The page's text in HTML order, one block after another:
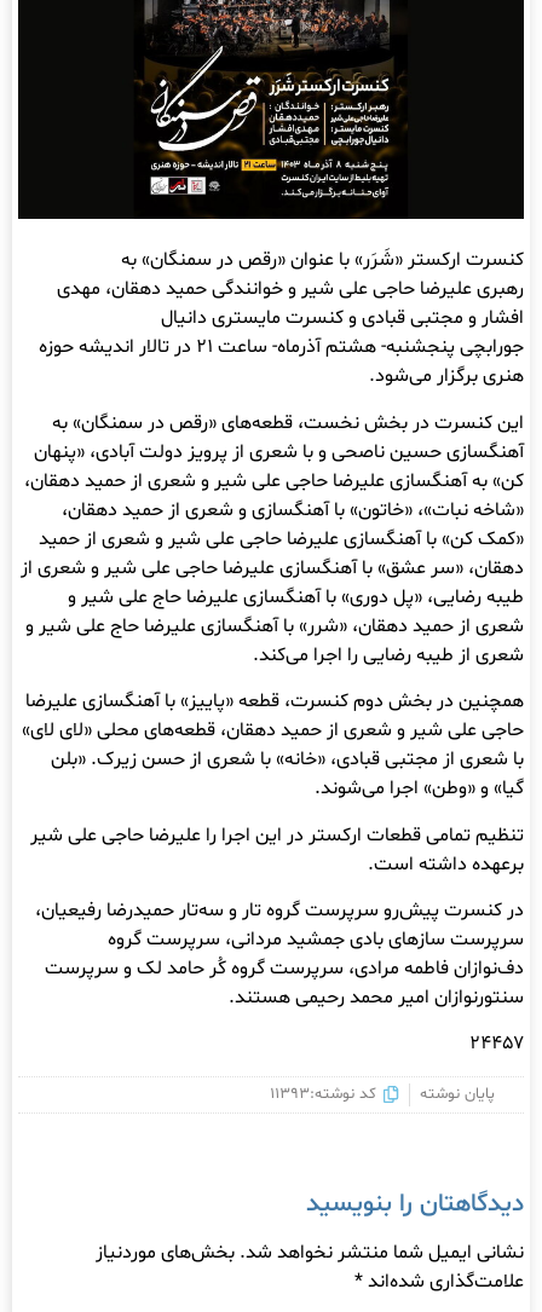
کنسرت ارکستر «شَرَر» با عنوان «رقص در سمنگان» به
رهبری علیرضا حاجی علی شیر و خوانندگی حمید دهقان، مهدی
افشار و مجتبی قبادی و کنسرت مایستری دانیال
جورابچی پنجشنبه- هشتم آذرماه- ساعت ۲۱ در تالار اندیشه حوزه
هنری برگزار می‌شود.
این کنسرت در بخش نخست، قطعه‌های «رقص در سمنگان» به
آهنگسازی حسین ناصحی و با شعری از پرویز دولت آبادی، «پنهان
کن» به آهنگسازی علیرضا حاجی علی شیر و شعری از حمید دهقان،
«شاخه نبات»، «خاتون» با آهنگسازی و شعری از حمید دهقان،
«کمک کن» با آهنگسازی علیرضا حاجی علی شیر و شعری از حمید
دهقان، «سر عشق» با آهنگسازی علیرضا حاجی علی شیر و شعری از
طیبه رضایی، «پل دوری» با آهنگسازی علیرضا حاج علی شیر و
شعری از حمید دهقان، «شرر» با آهنگسازی علیرضا حاج علی شیر و
شعری از طیبه رضایی را اجرا می‌کند.
همچنین در بخش دوم کنسرت، قطعه‌ «پاییز» با آهنگسازی علیرضا
حاجی علی شیر و شعری از حمید دهقان، قطعه‌های محلی «لای لای»
با شعری از مجتبی قبادی، «خانه» با شعری از حسن زیرک. «بلن
گیا» و «وطن» اجرا می‌شوند.
تنظیم تمامی قطعات ارکستر در این اجرا را علیرضا حاجی علی شیر
برعهده داشته است.
در کنسرت پیش‌رو سرپرست گروه تار و سه‌تار حمیدرضا رفیعیان،
سرپرست سازهای بادی جمشید مردانی، سرپرست گروه
دف‌نوازان فاطمه مرادی، سرپرست گروه کُر حامد لک و سرپرست
سنتورنوازان امیر محمد رحیمی هستند.
۲۴۴۵۷
پایان نوشته کد نوشته:11393
دیدگاهتان را بنویسید
نشانی ایمیل شما منتشر نخواهد شد. بخش‌های موردنیاز
علامت‌گذاری شده‌اند*